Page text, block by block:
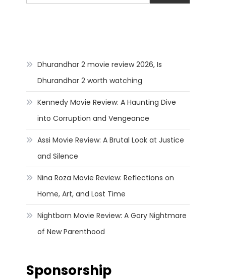
Dhurandhar 2 movie review 2026, Is
Dhurandhar 2 worth watching
Kennedy Movie Review: A Haunting Dive
into Corruption and Vengeance
Assi Movie Review: A Brutal Look at Justice
and Silence
Nina Roza Movie Review: Reflections on
Home, Art, and Lost Time
Nightborn Movie Review: A Gory Nightmare
of New Parenthood
Sponsorship